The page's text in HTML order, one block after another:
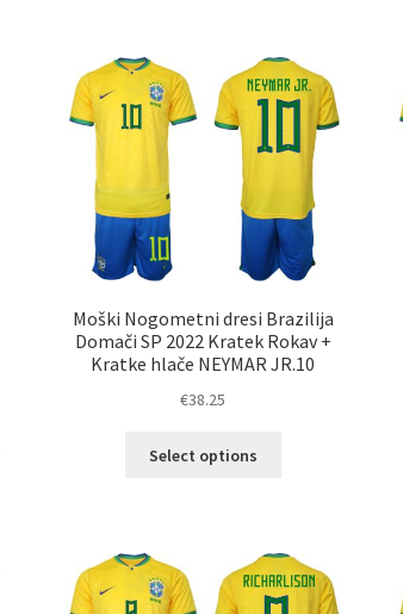
različic.
Možnosti
lahko
izberete
na
strani
izdelka
Moški Nogometni dresi Brazilija
Domači SP 2022 Kratek Rokav +
Kratke hlače NEYMAR JR.10
€38.25
Select options
različic.
Možnosti
lahko